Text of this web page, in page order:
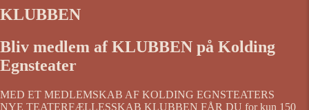
KLUBBEN
Bliv medlem af KLUBBEN på Kolding
Egnsteater
MED ET MEDLEMSKAB AF KOLDING EGNSTEATERS
NYE TEATERFÆLLESSKAB KLUBBEN FÅR DU for kun 150